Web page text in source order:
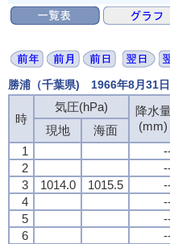
勝浦（千葉県) 1966年8月31
時
気圧(hPa)
降水
(mm)
現地
海面
1
2
3
1014.0 1015.5
4
5
6
時
気圧(hPa)
降水
(mm)
現地
海面
1
2
3
1014.0 1015.5
4
5
6
時
気圧(hPa)
降水
(mm)
現地
海面
1
2
3
1014.0 1015.5
4
5
6
時
気圧(hPa)
降水
(mm)
現地
海面
1
2
3
1014.0 1015.5
4
5
6